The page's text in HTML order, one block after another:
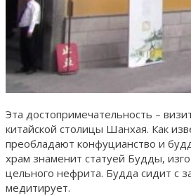
Эта достопримечательность –
китайской столицы Шанхая. Как
преобладают конфуцианство и
храм знаменит статуей Будды,
цельного нефрита. Будда сидит с
медитирует.